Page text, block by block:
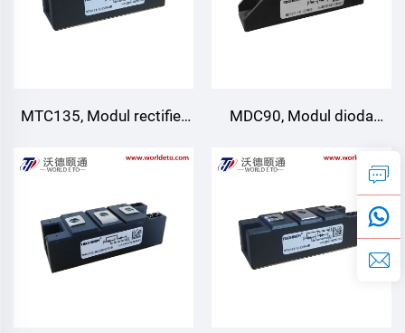
MTC135, Modul rectifier
Pendinginan udara
MDC90, Modul dioda
udara